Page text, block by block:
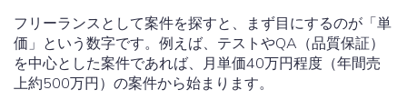
フリーランスとして案件を探すと、まず目にするのが「単
価」という数字です。例えば、テストやQA（品質保証）
を中心とした案件であれば、月単価40万円程度（年間売
上約500万円）の案件から始まります。